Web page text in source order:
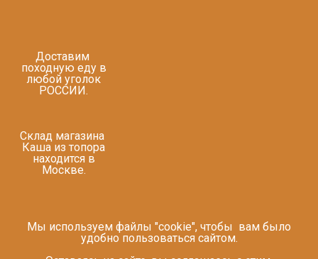
Доставим
походную еду в
любой уголок
РОССИИ.
Склад магазина
Каша из топора
находится в
Москве.
Мы используем файлы "cookie", чтобы вам было
удобно пользоваться сайтом.